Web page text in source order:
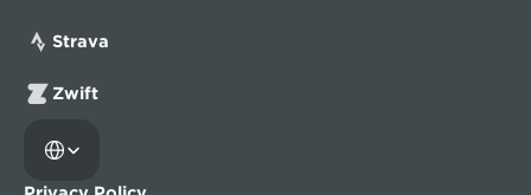
Strava
Zwift